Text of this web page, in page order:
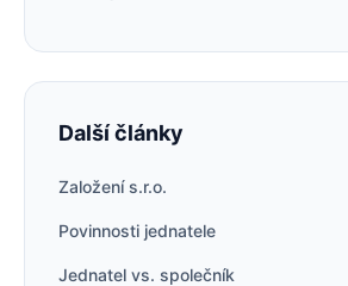
Další články
Založení s.r.o.
Povinnosti jednatele
Jednatel vs. společník